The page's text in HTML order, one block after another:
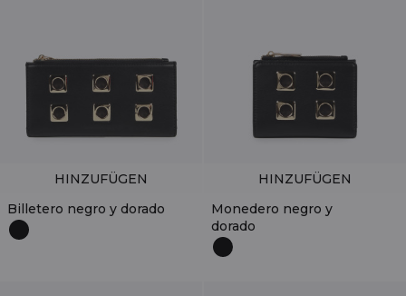
Billetero negro y dorado
HINZUFÜGEN
Monedero negro y
dorado
HINZUFÜGEN